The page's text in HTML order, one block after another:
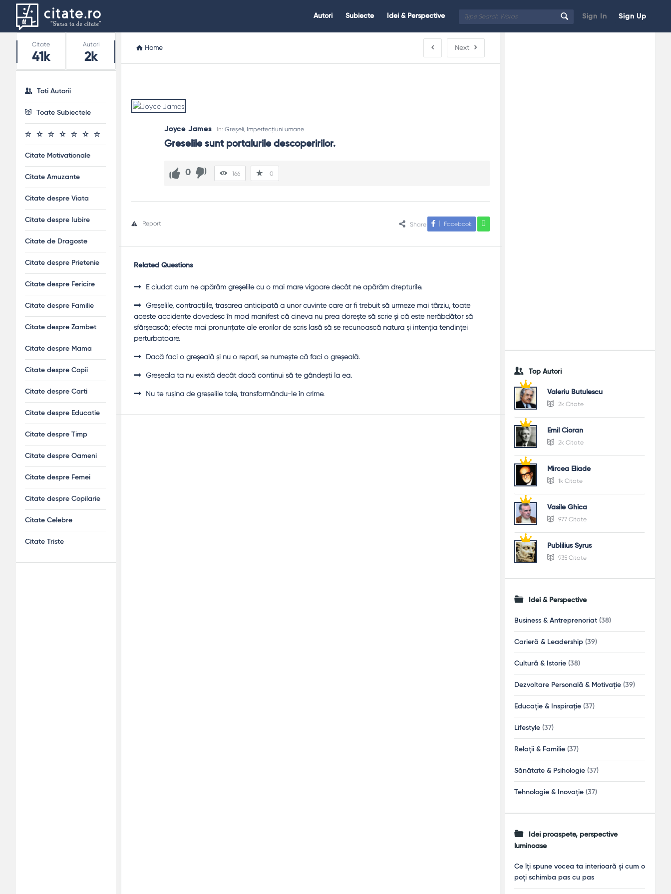
Sign In Sign Up
Citate.ro
Autori Subiecte Idei & Perspective
Home Next
Joyce James In: Greșeli, Imperfecțiuni umane
Greselile sunt portalurile descoperirilor.
0 166 0
Share Facebook
Report
Related Questions
E ciudat cum ne apărăm greşelile cu o mai mare vigoare decât ne apărăm drepturile.
Greşelile, contracţiile, trasarea anticipată a unor cuvinte care ar fi trebuit să urmeze mai târziu, toate
aceste accidente dovedesc în mod manifest că cineva nu prea doreşte să scrie şi că este nerăbdător să
sfârşească; efecte mai pronunţate ale erorilor de scris lasă să se recunoască natura şi intenţia tendinţei
perturbatoare.
Dacă faci o greşeală şi nu o repari, se numeşte că faci o greşeală.
Greşeala ta nu există decât dacă continui să te gândeşti la ea.
Nu te ruşina de greşelile tale, transformându-le în crime.
Top Autori
Valeriu Butulescu
2k Citate
Emil Cioran
2k Citate
Mircea Eliade
1k Citate
Vasile Ghica
977 Citate
Publilius Syrus
935 Citate
Idei & Perspective
Business & Antreprenoriat (38)
Carieră & Leadership (39)
Cultură & Istorie (38)
Dezvoltare Personală & Motivație (39)
Educație & Inspirație (37)
Lifestyle (37)
Relații & Familie (37)
Sănătate & Psihologie (37)
Tehnologie & Inovație (37)
Idei proaspete, perspective
luminoase
Ce îți spune vocea ta interioară și cum o
poți schimba pas cu pas
Stats
Citate
41k
Autori
2k
Toti Autorii
Toate Subiectele
Citate Motivationale
Citate Amuzante
Citate despre Viata
Citate despre Iubire
Citate de Dragoste
Citate despre Prietenie
Citate despre Fericire
Citate despre Familie
Citate despre Zambet
Citate despre Mama
Citate despre Copii
Citate despre Carti
Citate despre Educatie
Citate despre Timp
Citate despre Oameni
Citate despre Femei
Citate despre Copilarie
Citate Celebre
Citate Triste